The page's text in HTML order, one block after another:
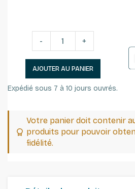
- +
AJOUTER AU PANIER
Expédié sous 7 à 10 jours ouvrés.
Votre panier doit contenir
produits pour pouvoir
fidélité.